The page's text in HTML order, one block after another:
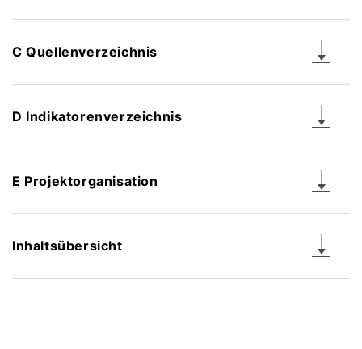
C Quellenverzeichnis
D Indikatorenverzeichnis
E Projektorganisation
Inhaltsübersicht